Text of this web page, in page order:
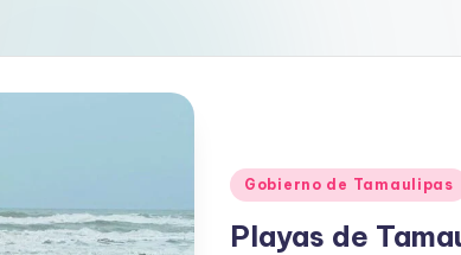
Publicado
Gobierno de Tamaulipas
Playas de